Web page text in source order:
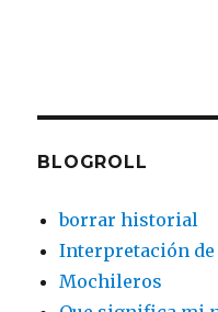
BLOGROLL
borrar historial
Interpretación de
Mochileros